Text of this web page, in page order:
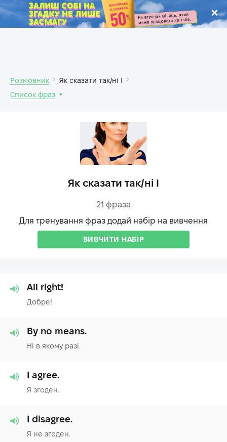
.
Розмовник
Як сказати так/ні I
Список фраз
Як сказати так/ні I
21 фраза
Для тренування фраз додай набір на вивчення
ВИВЧИТИ НАБІР
All right!
Добре!
By no means.
Ні в якому разі.
I agree.
Я згоден.
I disagree.
Я не згоден.